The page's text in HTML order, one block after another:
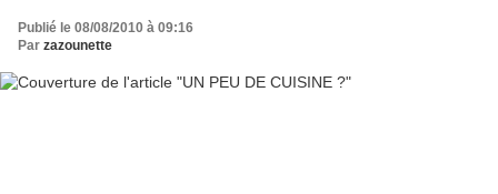
Publié le 08/08/2010 à 09:16
Par zazounette